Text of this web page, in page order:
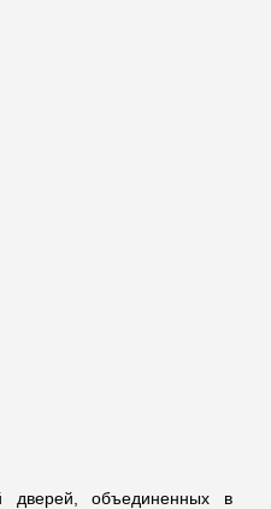
дверей, объединенных в